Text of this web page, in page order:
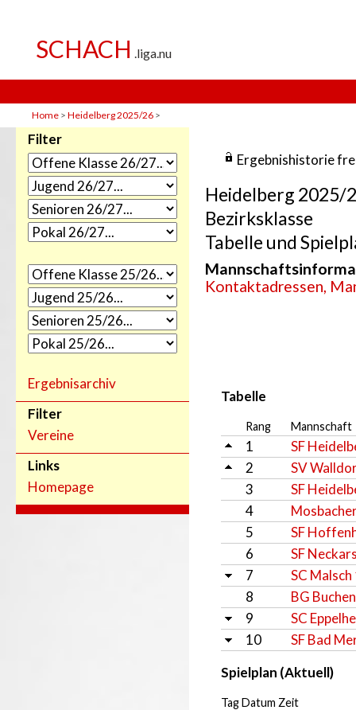
Home > Heidelberg 2025/26 >
Filter
Ergebnisarchiv
Filter
Vereine
Links
Homepage
Ergebnishistorie
Heidelberg 2025/
Bezirksklasse
Tabelle und
Kontaktadressen,
Tabelle
Rang Mannschaft
1
SF
2
SV
3
SF
4
5
SF
6
SF
7
SC Malsch
8
BG
9
SC
10
SF Bad
Spielplan (Aktuell)
Tag Datum Zeit